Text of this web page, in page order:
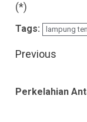
(*)
Tags: lampung
Continue
Previous
Perkelahian